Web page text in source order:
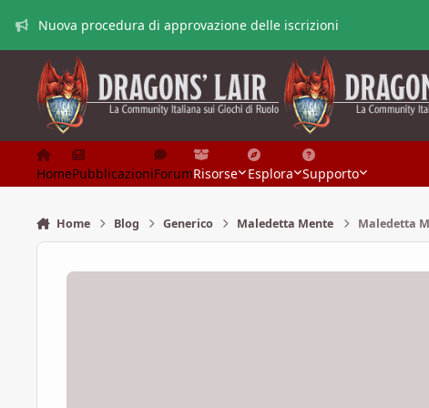
Nuova procedura di approvazione delle iscrizioni
HomePubblicazioniForumRisorse Esplora Supporto
Home Blog Generico Maledetta Mente Maledetta